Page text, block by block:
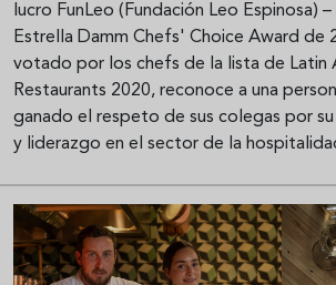
lucro FunLeo (Fundación Leo Espinosa)
Estrella Damm Chefs' Choice Award de
votado por los chefs de la lista de Latin
Restaurants 2020, reconoce a una
ganado el respeto de sus colegas por
y liderazgo en el sector de la